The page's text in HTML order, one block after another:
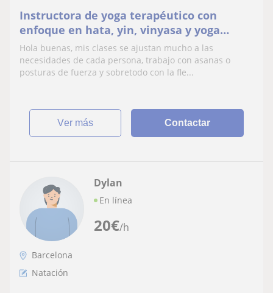
Instructora de yoga terapéutico con
enfoque en hata, yin, vinyasa y yoga
restaurativo
Hola buenas, mis clases se ajustan mucho a las
necesidades de cada persona, trabajo con asanas o
posturas de fuerza y sobretodo con la fle...
ver más Contactar
20€/h
Dylan
En línea
Barcelona
Natación